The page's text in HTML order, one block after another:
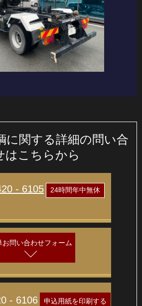
に関する詳細の問い合
はこちらから
- 6105 24時間年中無休
お問い合わせフォーム
- 6106 申込用紙を印刷する